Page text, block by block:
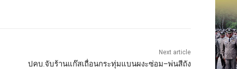
Next article
ปคบ.จับร้านแก๊สเถื่อนกระทุ่มแบนผงะซ่อม–พ่นสีถัง